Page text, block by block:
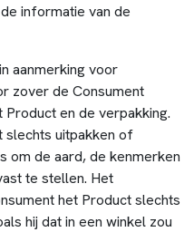
informatie van de
aanmerking voor
zover de Consument
en de verpakking.
slechts uitpakken of
om de aard, de kenmerken
te stellen. Het
het Product slechts
hij dat in een winkel zou